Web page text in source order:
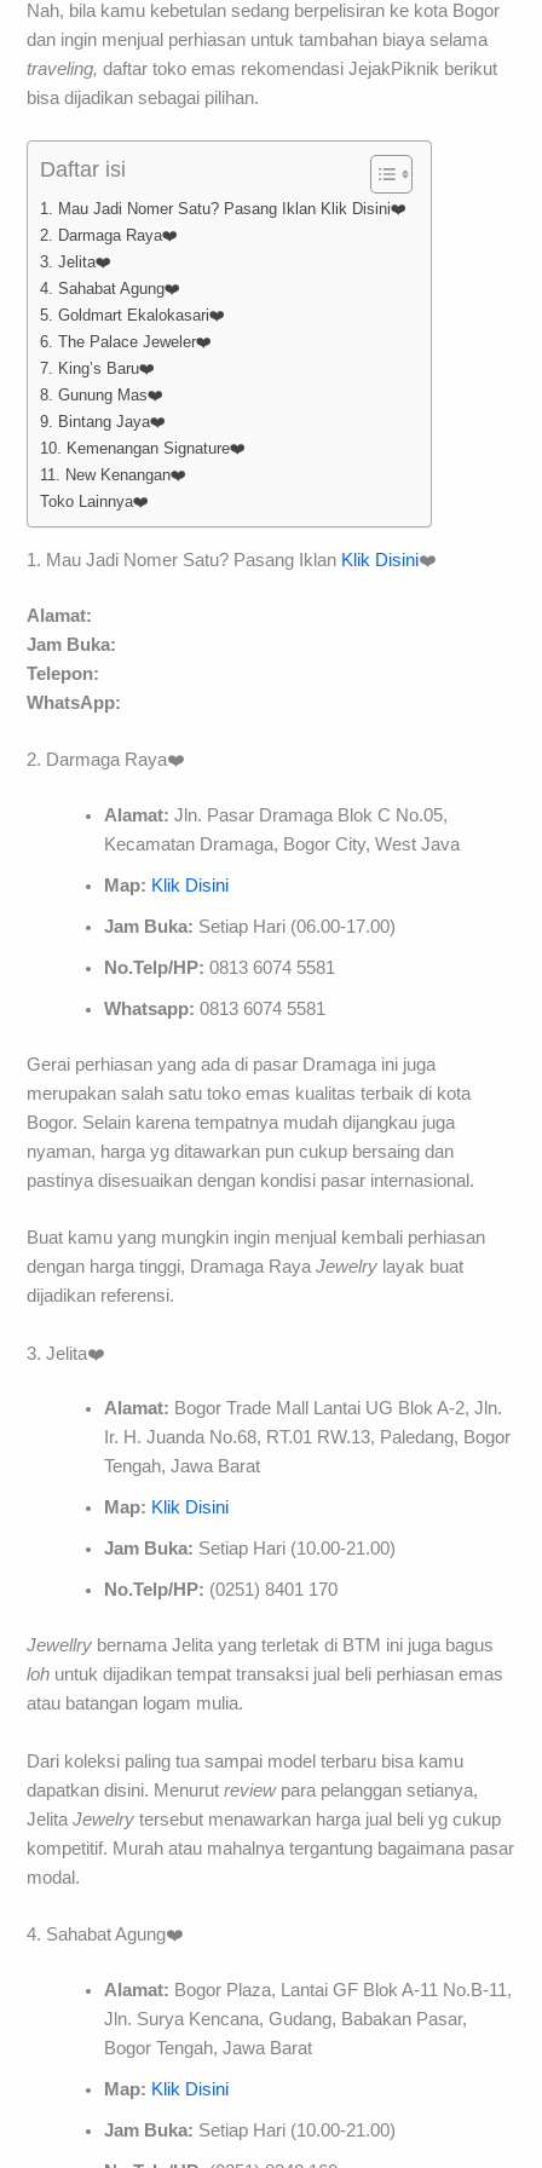
Nah, bila kamu kebetulan sedang berpelisiran ke kota Bogor
dan ingin menjual perhiasan untuk tambahan biaya selama
traveling, daftar toko emas rekomendasi JejakPiknik berikut
bisa dijadikan sebagai pilihan.
Daftar isi
1. Mau Jadi Nomer Satu? Pasang Iklan Klik Disini❤️
2. Darmaga Raya❤️
3. Jelita❤️
4. Sahabat Agung❤️
5. Goldmart Ekalokasari❤️
6. The Palace Jeweler❤️
7. King’s Baru❤️
8. Gunung Mas❤️
9. Bintang Jaya❤️
10. Kemenangan Signature❤️
11. New Kenangan❤️
Toko Lainnya❤️
1. Mau Jadi Nomer Satu? Pasang Iklan Klik Disini❤️
Alamat:
Jam Buka:
Telepon:
WhatsApp:
2. Darmaga Raya❤️
Alamat: Jln. Pasar Dramaga Blok C No.05,
Kecamatan Dramaga, Bogor City, West Java
Map: Klik Disini
Jam Buka: Setiap Hari (06.00-17.00)
No.Telp/HP: 0813 6074 5581
Whatsapp: 0813 6074 5581
Gerai perhiasan yang ada di pasar Dramaga ini juga
merupakan salah satu toko emas kualitas terbaik di kota
Bogor. Selain karena tempatnya mudah dijangkau juga
nyaman, harga yg ditawarkan pun cukup bersaing dan
pastinya disesuaikan dengan kondisi pasar internasional.
Buat kamu yang mungkin ingin menjual kembali perhiasan
dengan harga tinggi, Dramaga RayaJewelry layak buat
dijadikan referensi.
3. Jelita❤️
Alamat: Bogor Trade Mall Lantai UG Blok A-2, Jln.
Ir. H. Juanda No.68, RT.01 RW.13, Paledang, Bogor
Tengah, Jawa Barat
Map: Klik Disini
Jam Buka: Setiap Hari (10.00-21.00)
No.Telp/HP: (0251) 8401 170
Jewellry bernama Jelita yang terletak di BTM ini juga bagus
loh untuk dijadikan tempat transaksi jual beli perhiasan emas
atau batangan logam mulia.
Dari koleksi paling tua sampai model terbaru bisa kamu
dapatkan disini. Menurutreviewpara pelanggan setianya,
JelitaJewelry tersebut menawarkan harga jual beli yg cukup
kompetitif. Murah atau mahalnya tergantung bagaimana pasar
modal.
4. Sahabat Agung❤️
Alamat: Bogor Plaza, Lantai GF Blok A-11 No.B-11,
Jln. Surya Kencana, Gudang, Babakan Pasar,
Bogor Tengah, Jawa Barat
Map: Klik Disini
Jam Buka: Setiap Hari (10.00-21.00)